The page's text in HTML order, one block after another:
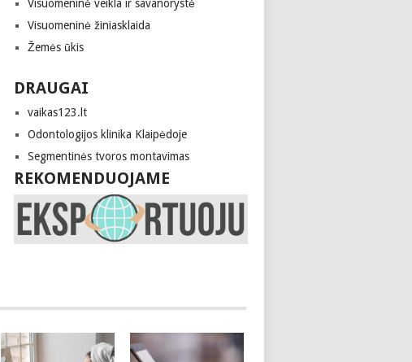
Visuomeninė veikla ir savanorystė
Visuomeninė žiniasklaida
Žemės ūkis
DRAUGAI
vaikas123.lt
Odontologijos klinika Klaipėdoje
Segmentinės tvoros montavimas
REKOMENDUOJAME